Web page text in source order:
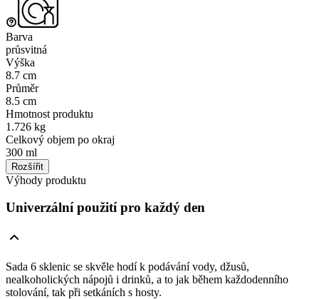
Barva
průsvitná
Výška
8.7 cm
Průměr
8.5 cm
Hmotnost produktu
1.726 kg
Celkový objem po okraj
300 ml
Rozšířit
Výhody produktu
Univerzální použití pro každý den
Sada 6 sklenic se skvěle hodí k podávání vody, džusů,
nealkoholických nápojů i drinků, a to jak během každodenního
stolování, tak při setkáních s hosty.